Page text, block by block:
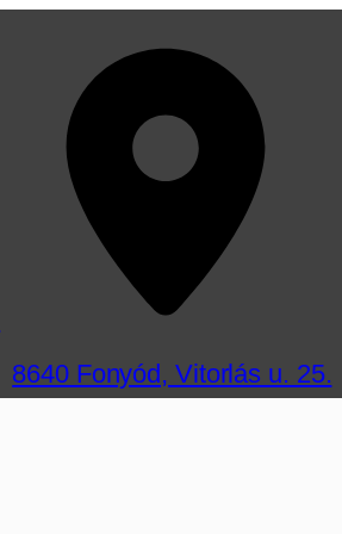
8640 Fonyód, Vitorlás u. 25.